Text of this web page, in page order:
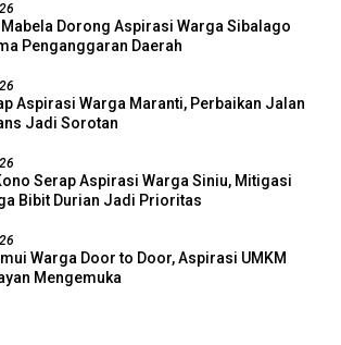
Dorong Aspirasi Warga Sibalago
Penganggaran Daerah
Aspirasi Warga Maranti, Perbaikan Jalan
Jadi Sorotan
Serap Aspirasi Warga Siniu, Mitigasi
Bibit Durian Jadi Prioritas
Warga Door to Door, Aspirasi UMKM
Mengemuka